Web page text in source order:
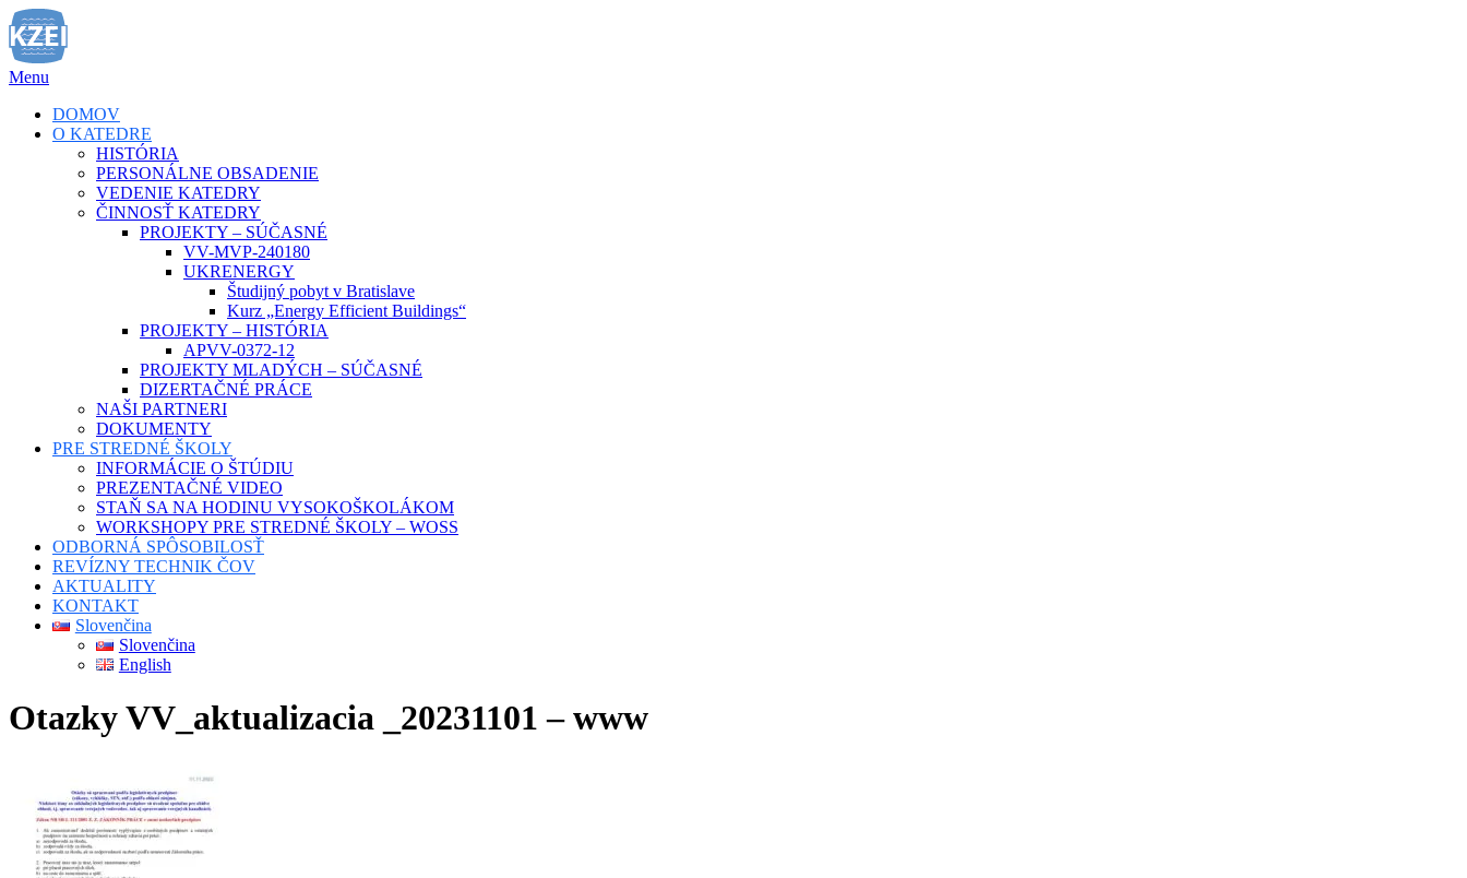
Prejsť
na
obsah
Menu
DOMOV
O KATEDRE
HISTÓRIA
PERSONÁLNE OBSADENIE
VEDENIE KATEDRY
ČINNOSŤ KATEDRY
PROJEKTY – SÚČASNÉ
VV-MVP-240180
UKRENERGY
Študijný pobyt v Bratislave
Kurz „Energy Efficient Buildings“
PROJEKTY – HISTÓRIA
APVV-0372-12
PROJEKTY MLADÝCH – SÚČASNÉ
DIZERTAČNÉ PRÁCE
NAŠI PARTNERI
DOKUMENTY
PRE STREDNÉ ŠKOLY
INFORMÁCIE O ŠTÚDIU
PREZENTAČNÉ VIDEO
STAŇ SA NA HODINU VYSOKOŠKOLÁKOM
WORKSHOPY PRE STREDNÉ ŠKOLY – WOSS
ODBORNÁ SPÔSOBILOSŤ
REVÍZNY TECHNIK ČOV
AKTUALITY
KONTAKT
Slovenčina
Slovenčina
English
Otazky VV_aktualizacia _20231101 – www